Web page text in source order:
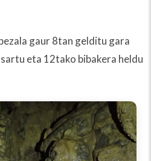
gaur 8tan gelditu gara
eta 12tako bibakera heldu